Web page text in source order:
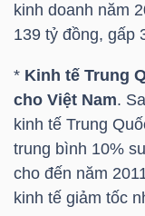
kinh doanh năm
139 tỷ đồng, gấp
* Kinh tế Trung
cho Việt Nam.
kinh tế Trung
trung bình 10%
cho đến năm
kinh tế giảm tốc
SẢN
Mã
chứng